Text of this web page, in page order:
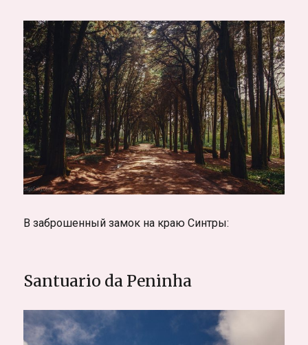
В заброшенный замок на краю Синтры:
Santuario da Peninha